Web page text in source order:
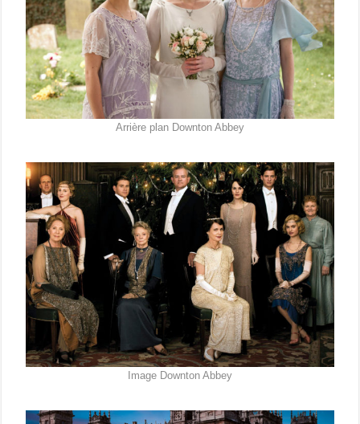
Arrière plan Downton Abbey
Image Downton Abbey